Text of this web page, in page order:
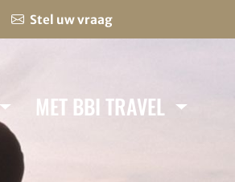
Stel uw vraag
MET BBI TRAVEL